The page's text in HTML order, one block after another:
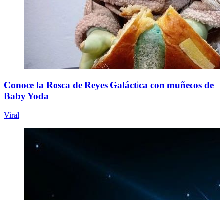
Conoce la Rosca de Reyes Galáctica con muñecos de
Baby Yoda
Viral